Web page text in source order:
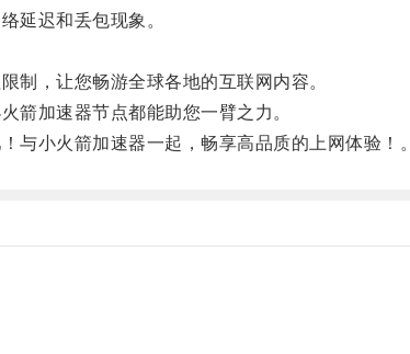
延迟和丢包现象。
，让您畅游全球各地的互联网内容。
加速器节点都能助您一臂之力。
小火箭加速器一起，畅享高品质的上网体验！。